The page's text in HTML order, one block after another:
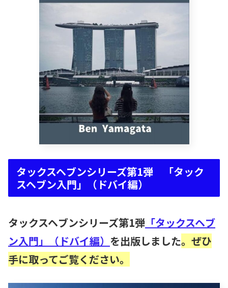
タックスヘブンシリーズ第1弾 「タック
スヘブン入門」（ドバイ編）
タックスヘブンシリーズ第1弾 「タックスヘブ
ン入門」（ドバイ編） を出版しました。ぜひ
手に取ってご覧ください。